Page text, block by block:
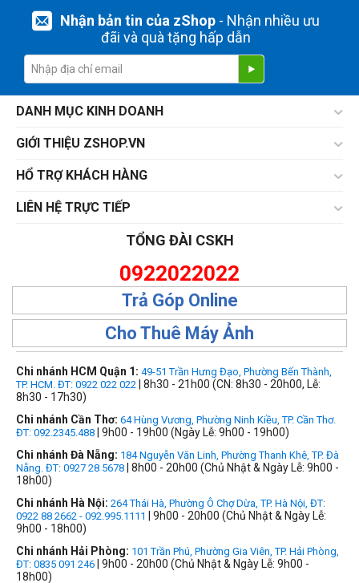
Nhận bản tin của zShop- Nhận nhiều ưu
đãi và quà tặng hấp dẫn
DANH MỤC KINH DOANH
GIỚI THIỆU ZSHOP.VN
HỔ TRỢ KHÁCH HÀNG
LIÊN HỆ TRỰC TIẾP
TỔNG ĐÀI CSKH
0922022022
Trả Góp Online
Cho Thuê Máy Ảnh
Chi nhánh HCM Quận 1: 49-51 Trần Hưng Đạo, Phường Bến Thành,
TP. HCM. ĐT: 0922 022 022 | 8h30 - 21h00 (CN: 8h30 - 20h00, Lễ:
8h30 - 17h30)
Chi nhánh Cần Thơ: 64 Hùng Vương, Phường Ninh Kiều, TP. Cần Thơ.
ĐT: 092.2345.488 | 9h00 - 19h00 (Ngày Lễ: 9h00 - 19h00)
Chi nhánh Đà Nẵng: 184 Nguyễn Văn Linh, Phường Thanh Khê, TP. Đà
Nẵng. ĐT: 0927 28 5678 | 8h00 - 20h00 (Chủ Nhật & Ngày Lễ: 9h00 -
18h00)
Chi nhánh Hà Nội: 264 Thái Hà, Phường Ô Chợ Dừa, TP. Hà Nội, ĐT:
0922 88 2662 - 092.995.1111
| 9h00 - 20h00 (Chủ Nhật & Ngày Lễ:
9h00 - 18h00)
Chi nhánh Hải Phòng: 101 Trần Phú, Phường Gia Viên, TP. Hải Phòng,
ĐT: 0835 091 246 | 9h00 - 20h00 (Chủ Nhật & Ngày Lễ: 9h00 -
18h00)